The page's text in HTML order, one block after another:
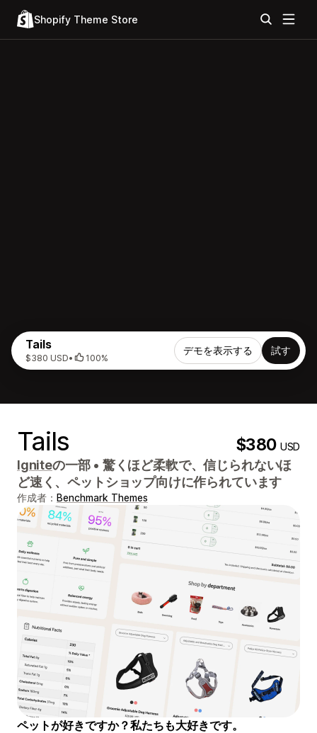
Shopify Theme Store
Tails
$380 USD• 100%
デモを表示する 試す
Tails $380USD
Igniteの一部 • 驚くほど柔軟で、信じられないほ
ど速く、ペットショップ向けに作られています
作成者： Benchmark Themes
ペットが好きですか？私たちも大好きです。